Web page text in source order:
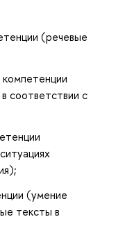
(речевые
соответствии с
(умение
тексты в